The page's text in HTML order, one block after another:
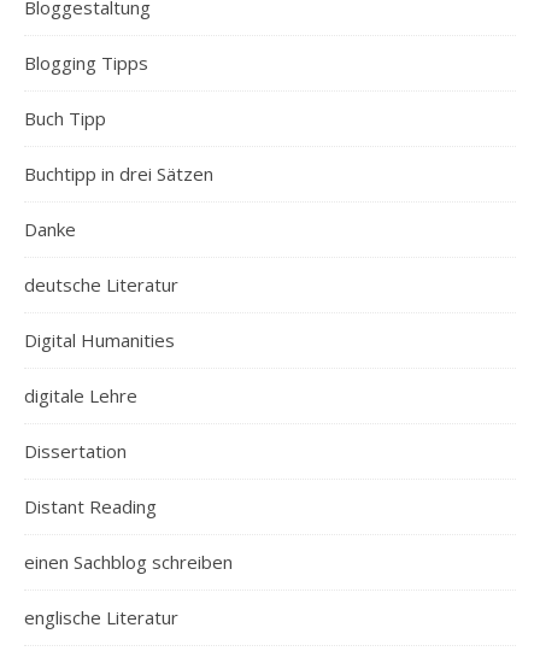
Bloggestaltung
Blogging Tipps
Buch Tipp
Buchtipp in drei Sätzen
Danke
deutsche Literatur
Digital Humanities
digitale Lehre
Dissertation
Distant Reading
einen Sachblog schreiben
englische Literatur